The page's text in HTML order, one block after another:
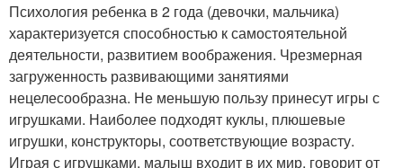
Психология ребенка в 2 года (девочки, мальчика)
характеризуется способностью к самостоятельной
деятельности, развитием воображения. Чрезмерная
загруженность развивающими занятиями
нецелесообразна. Не меньшую пользу принесут игры с
игрушками. Наиболее подходят куклы, плюшевые
игрушки, конструкторы, соответствующие возрасту.
Играя с игрушками, малыш входит в их мир, говорит от